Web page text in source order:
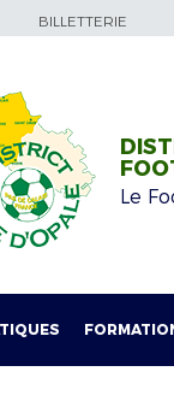
BILLETTERIE
Le